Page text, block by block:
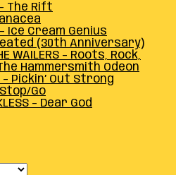
– The Rift
– Ice Cream Genius
(30th Anniversary)
WAILERS – Roots, Rock,
Hammersmith Odeon
– Pickin’ Out Strong
Stop/Go
– Dear God